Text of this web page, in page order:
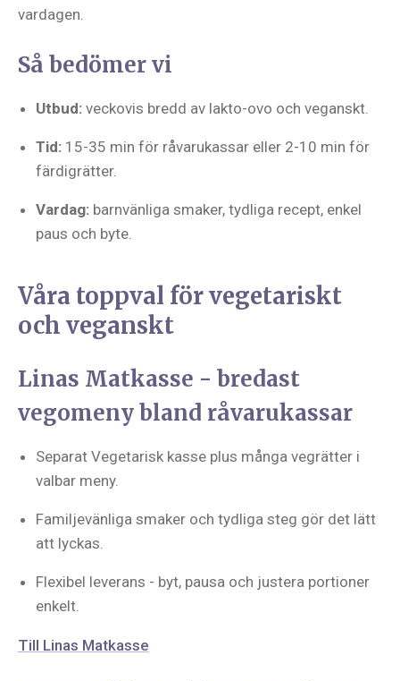
vardagen.
Så bedömer vi
Utbud: veckovis bredd av lakto-ovo och veganskt.
Tid: 15-35 min för råvarukassar eller 2-10 min för
färdigrätter.
Vardag: barnvänliga smaker, tydliga recept, enkel
paus och byte.
Våra toppval för vegetariskt
och veganskt
Linas Matkasse - bredast
vegomeny bland råvarukassar
Separat Vegetarisk kasse plus många vegrätter i
valbar meny.
Familjevänliga smaker och tydliga steg gör det lätt
att lyckas.
Flexibel leverans - byt, pausa och justera portioner
enkelt.
Till Linas Matkasse